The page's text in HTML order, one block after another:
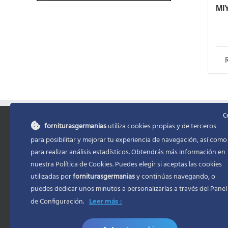
INFORMACIÓN
Política de Privacidad
Condiciones de Contratacion
Accesibilidad
Ayuda accesibilidad
Inicio
Mi cuenta
forniturasgermaniasutiliza cookies propias y de terceros
para posibilitar y mejorar tu experiencia de navegación, así como
para realizar análisis estadísticos. Obtendrás más información en
nuestra Política de Cookies. Puedes elegir si aceptas las cookies
utilizadas porforniturasgermaniasy continúas navegando, o
puedes dedicar unos minutos a personalizarlas a través delPanel
de Configuración.
Leer más